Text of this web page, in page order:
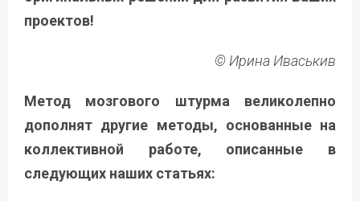
проектов!
© Ирина Иваськив
Метод мозгового штурма великолепно
дополнят другие методы, основанные на
коллективной работе, описанные в
следующих наших статьях: